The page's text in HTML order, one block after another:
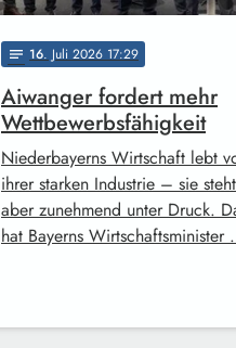
notes 16. Juli 2026 17:29
Aiwanger fordert mehr
Wettbewerbsfähigkeit
Niederbayerns Wirtschaft lebt
ihrer starken Industrie – sie steht
aber zunehmend unter Druck.
hat Bayerns Wirtschaftsminister